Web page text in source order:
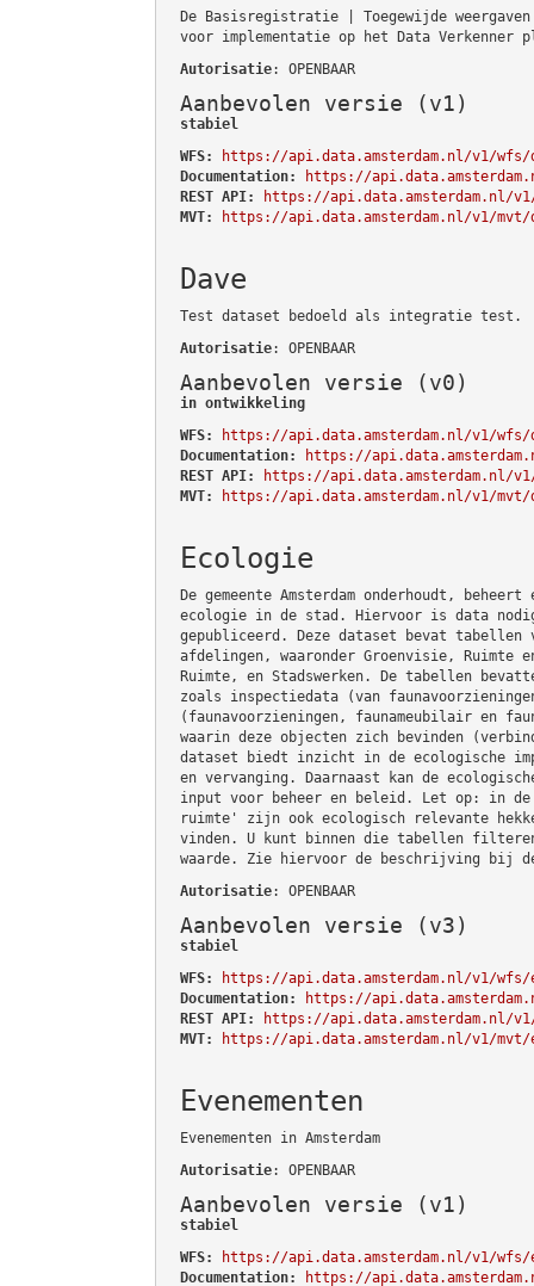
De Basisregistratie | Toegewijde
voor implementatie op het Data Verkenner
Autorisatie: OPENBAAR
Aanbevolen versie (v1)
stabiel
WFS:
https://api.data.amsterdam.nl/v1/wfs/
Documentation:
https://
REST API:
https://api.data.amsterdam.nl/
MVT:
https://api.data.amsterdam.nl/v1/mvt/
Dave
Test dataset bedoeld als integratie test.
Autorisatie: OPENBAAR
Aanbevolen versie (v0)
in ontwikkeling
WFS:
https://api.data.amsterdam.nl/v1/wfs/
Documentation:
https://
REST API:
https://api.data.amsterdam.nl/
MVT:
https://api.data.amsterdam.nl/v1/mvt/
Ecologie
De gemeente Amsterdam onderhoudt,
ecologie in de stad. Hiervoor is data
gepubliceerd. Deze dataset bevat tabellen
afdelingen, waaronder Groenvisie, Ruimte
Ruimte, en Stadswerken. De tabellen
zoals inspectiedata (van
(faunavoorzieningen, faunameubilair en
waarin deze objecten zich bevinden
dataset biedt inzicht in de ecologische
en vervanging. Daarnaast kan de
input voor beheer en beleid. Let op: in de
ruimte' zijn ook ecologisch relevante
vinden. U kunt binnen die tabellen
waarde. Zie hiervoor de beschrijving bij
Autorisatie: OPENBAAR
Aanbevolen versie (v3)
stabiel
WFS:
https://api.data.amsterdam.nl/v1/wfs/
Documentation:
https://
REST API:
https://api.data.amsterdam.nl/
MVT:
https://api.data.amsterdam.nl/v1/mvt/
Evenementen
Evenementen in Amsterdam
Autorisatie: OPENBAAR
Aanbevolen versie (v1)
stabiel
WFS:
https://api.data.amsterdam.nl/v1/wfs/
Documentation:
https://